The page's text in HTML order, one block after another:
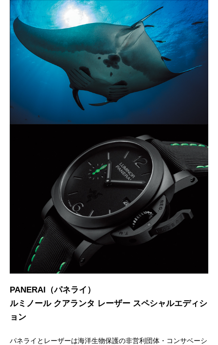
PANERAI（パネライ）
ルミノール クアランタ レーザー スペシャルエディシ
ョン
パネライとレーザーは海洋生物保護の非営利団体・コンサベーシ